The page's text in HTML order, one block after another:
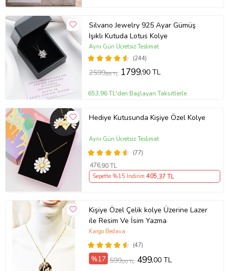
Silvano Jewelry 925 Ayar Gümüş
Işıklı Kutuda Lotus Kolye
(244)
Aynı Gün Ücretsiz Teslimat
2599,86 TL 1799,90 TL
653,96 TL'den Başlayan Taksitlerle
Hediye Kutusunda Kişiye Özel Kolye
(77)
Aynı Gün Ücretsiz Teslimat
476,90 TL
Sepette %15 İndirim 405,37 TL
Kişiye Özel Çelik kolye Üzerine Lazer
ile Resim Ve İsim Yazma
(47)
Kargo Bedava
%17 599,00 TL 499,00 TL